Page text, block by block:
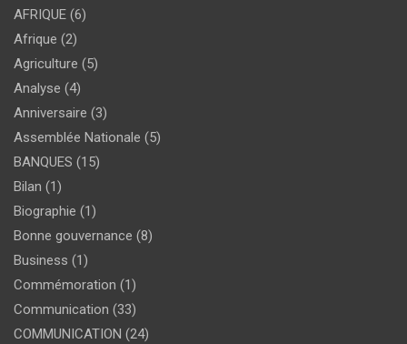
AFRIQUE (6)
Afrique (2)
Agriculture (5)
Analyse (4)
Anniversaire (3)
Assemblée Nationale (5)
BANQUES (15)
Bilan (1)
Biographie (1)
Bonne gouvernance (8)
Business (1)
Commémoration (1)
Communication (33)
COMMUNICATION (24)